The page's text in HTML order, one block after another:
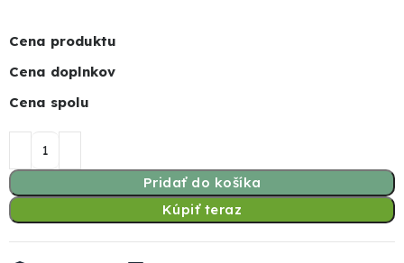
Cena produktu
Cena doplnkov
Cena spolu
Pridať do košíka
Kúpiť teraz